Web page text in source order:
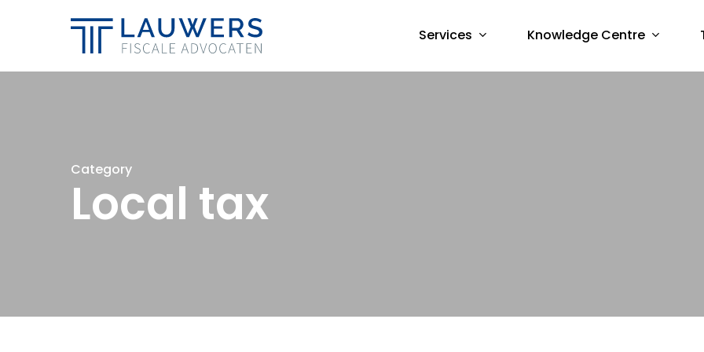
Services Knowledge Centre
Category
Local tax